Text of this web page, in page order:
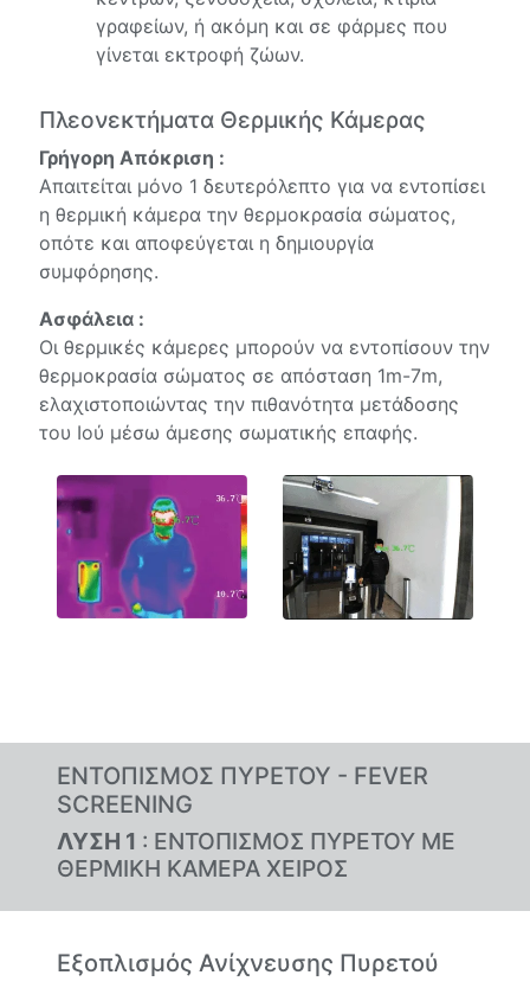
γραφείων, ή ακόμη και σε φάρμες που
γίνεται εκτροφή ζώων.
Πλεονεκτήματα Θερμικής Κάμερας
Γρήγορη Απόκριση :
Απαιτείται μόνο 1 δευτερόλεπτο για να εντοπίσει
η θερμική κάμερα την θερμοκρασία σώματος,
οπότε και αποφεύγεται η δημιουργία
συμφόρησης.
Ασφάλεια :
Οι θερμικές κάμερες μπορούν να εντοπίσουν την
θερμοκρασία σώματος σε απόσταση 1m-7m,
ελαχιστοποιώντας την πιθανότητα μετάδοσης
του Ιού μέσω άμεσης σωματικής επαφής.
ΕΝΤΟΠΙΣΜΟΣ ΠΥΡΕΤΟΥ - FEVER
SCREENING
ΛΥΣΗ 1 : ΕΝΤΟΠΙΣΜΟΣ ΠΥΡΕΤΟΥ ΜΕ
ΘΕΡΜΙΚΗ ΚΑΜΕΡΑ ΧΕΙΡΟΣ
Εξοπλισμός Ανίχνευσης Πυρετού